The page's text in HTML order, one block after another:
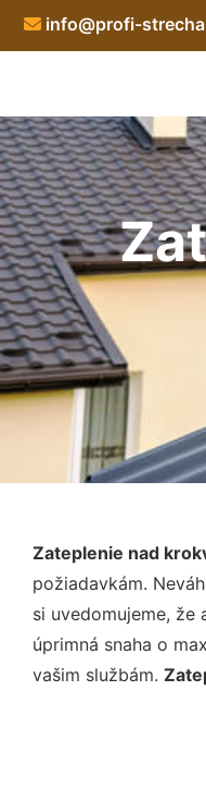
info@profi-
Zateplenie nad
požiadavkám.
si uvedomujeme,
úprimná snaha o
vašim službám.